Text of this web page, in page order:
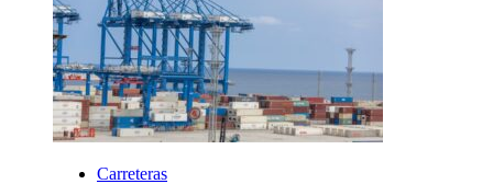
Carreteras